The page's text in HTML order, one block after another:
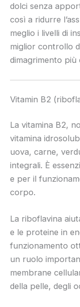
dolci senza
così a ridurre
meglio i livelli di
miglior controllo
dimagrimento più
Vitamin B2
La vitamina B2,
vitamina
uova, carne,
integrali. È
e per il
corpo.
La riboflavina
e le proteine in
funzionamento
un ruolo
membrane
della pelle, degli